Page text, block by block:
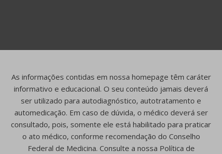
As informações contidas em nossa homepage têm caráter
informativo e educacional. O seu conteúdo jamais deverá
ser utilizado para autodiagnóstico, autotratamento e
automedicação. Em caso de dúvida, o médico deverá ser
consultado, pois, somente ele está habilitado para praticar
o ato médico, conforme recomendação do Conselho
Federal de Medicina. Consulte a nossa Política de